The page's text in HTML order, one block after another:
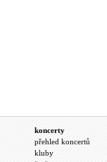
koncerty
přehled koncertů
kluby